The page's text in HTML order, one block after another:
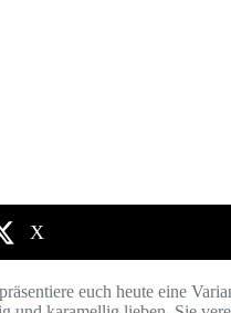
X
euch heute eine